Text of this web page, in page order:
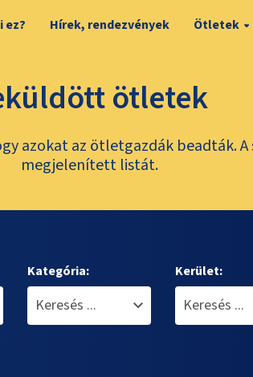
ez? Hírek, rendezvények Ötletek
ötletek
azokat az ötletgazdák beadták.
megjelenített listát.
Kategória: Kerület: